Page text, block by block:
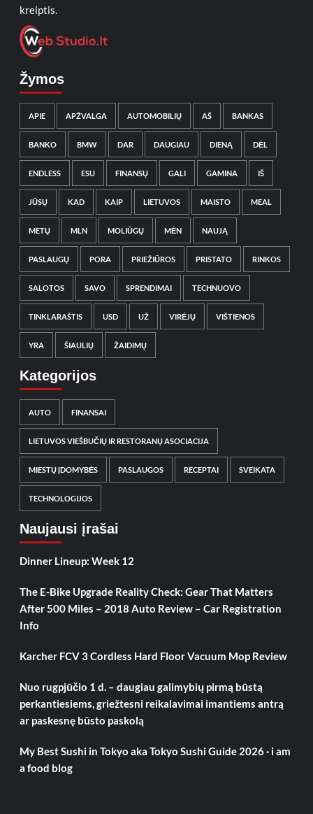
kreiptis.
Žymos
APIE APŽVALGA AUTOMOBILIŲ AŠ BANKAS
BANKO BMW DAR DAUGIAU DIENĄ DĖL
ENDLESS ESU FINANSŲ GALI GAMINA IŠ
JŪSŲ KAD KAIP LIETUVOS MAISTO MEAL
METŲ MLN MOLIŪGŲ MĖN NAUJĄ
PASLAUGŲ PORA PRIEŽIŪROS PRISTATO RINKOS
SALOTOS SAVO SPRENDIMAI TECHNUOVO
TINKLARAŠTIS USD UŽ VIRĖJŲ VIŠTIENOS
YRA ŠIAULIŲ ŽAIDIMŲ
Kategorijos
AUTO FINANSAI
LIETUVOS VIEŠBUČIŲ IR RESTORANŲ ASOCIACIJA
MIESTŲ ĮDOMYBĖS PASLAUGOS RECEPTAI SVEIKATA
TECHNOLOGIJOS
Naujausi įrašai
Dinner Lineup: Week 12
The E-Bike Upgrade Reality Check: Gear That Matters
After 500 Miles – 2018 Auto Review – Car Registration
Info
Karcher FCV 3 Cordless Hard Floor Vacuum Mop Review
Nuo rugpjūčio 1 d. – daugiau galimybių pirmą būstą
perkantiesiems, griežtesni reikalavimai imantiems antrą
ar paskesnę būsto paskolą
My Best Sushi in Tokyo aka Tokyo Sushi Guide 2026 · i am
a food blog